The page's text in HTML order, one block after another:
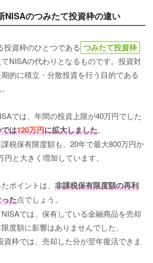
NISAのつみたて投資枠の違い
投資枠のひとつである つみたて投資枠
NISAの代わりとなるものです。投資対
的に積立・分散投資を行う目的である
では、年間の投資上限が40万円でした
は120万円に拡大しました。
税保有限度額も、20年で最大800万円か
円と大きく増加しています。
ポイントは、 非課税保有限度額の再利
た点でしょう。
では、保有している金融商品を売却
度額に影響はありませんでした。
資枠では、売却した分が翌年復活できま